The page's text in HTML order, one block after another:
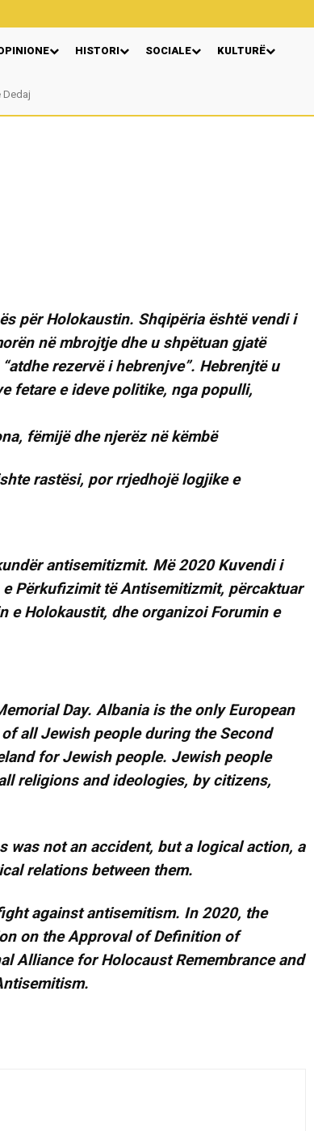
HISTORI SOCIALE KULTURË
Tereziu Ligeja
për Holokaustin. Shqipëria është vendi i
në mbrojtje dhe u shpëtuan gjatë
rezervë i hebrenjve”. Hebrenjtë u
fetare e ideve politike, nga populli,
rastësi, por rrjedhojë logjike e
antisemitizmit. Më 2020 Kuvendi i
Përkufizimit të Antisemitizmit, përcaktuar
e Holokaustit, dhe organizoi Forumin e
Day. Albania is the only European
all Jewish people during the Second
for Jewish people. Jewish people
religions and ideologies, by citizens,
not an accident, but a logical action, a
relations between them.
against antisemitism. In 2020, the
on the Approval of Definition of
Alliance for Holocaust Remembrance and